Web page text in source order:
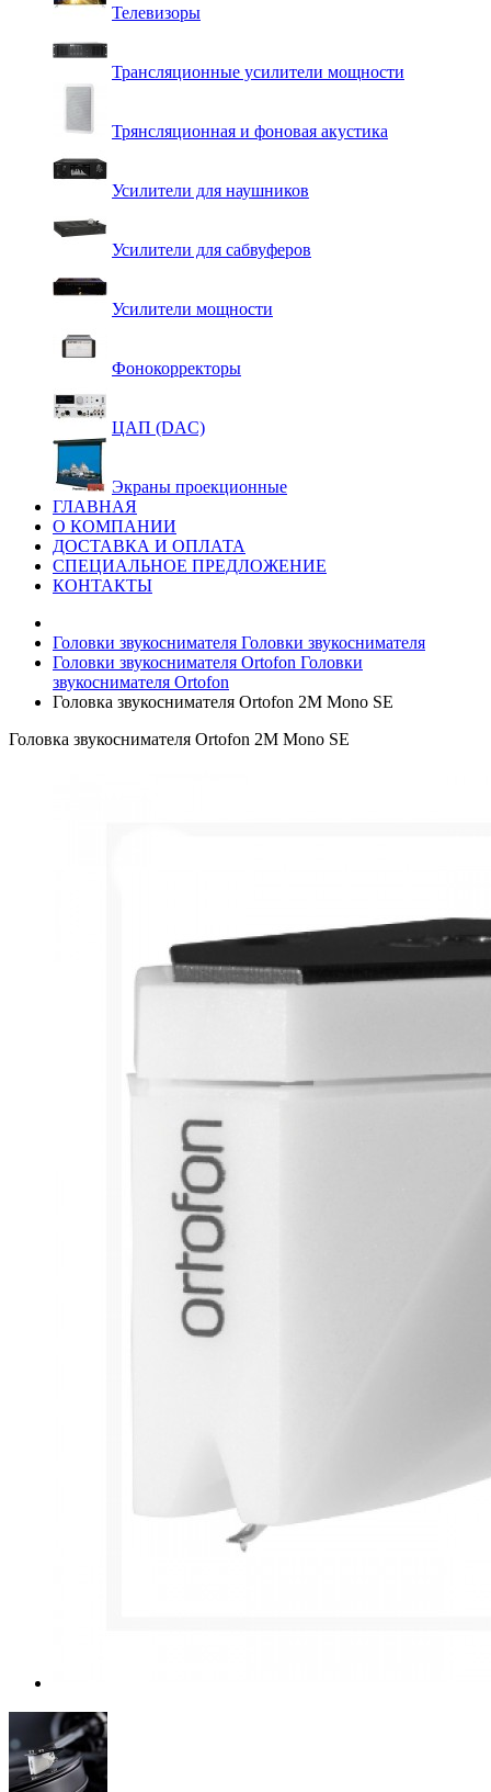
Телевизоры
Трансляционные усилители мощности
Трянсляционная и фоновая акустика
Усилители для наушников
Усилители для сабвуферов
Усилители мощности
Фонокорректоры
ЦАП (DAC)
Экраны проекционные
ГЛАВНАЯ
О КОМПАНИИ
ДОСТАВКА И ОПЛАТА
СПЕЦИАЛЬНОЕ ПРЕДЛОЖЕНИЕ
КОНТАКТЫ
Головки звукоснимателя Головки звукоснимателя
Головки звукоснимателя Ortofon Головки
звукоснимателя Ortofon
Головка звукоснимателя Ortofon 2M Mono SE
Головка звукоснимателя Ortofon 2M Mono SE